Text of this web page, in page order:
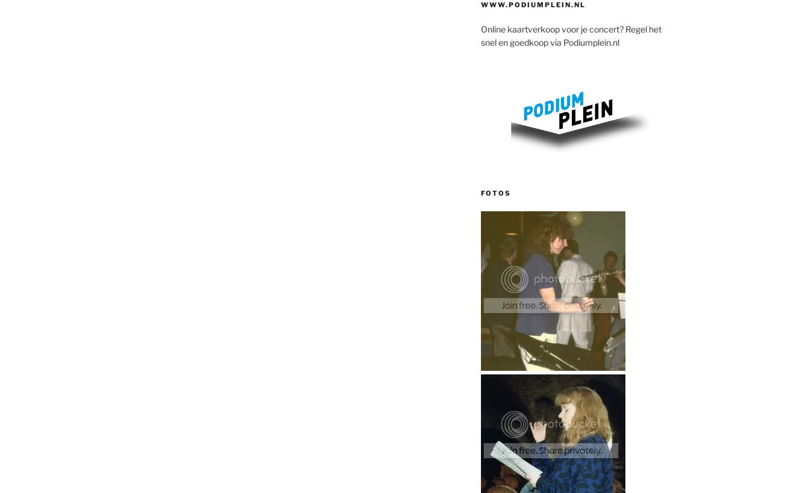
WWW.PODIUMPLEIN.NL
Online kaartverkoop voor je concert? Regel het
snel en goedkoop via Podiumplein.nl
FOTOS